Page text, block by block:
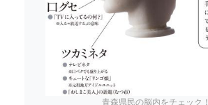
青森県民の脳内をチェック！